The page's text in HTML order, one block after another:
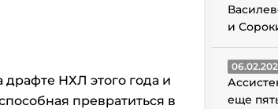
НХЛ этого года и
превратиться в
и
еще